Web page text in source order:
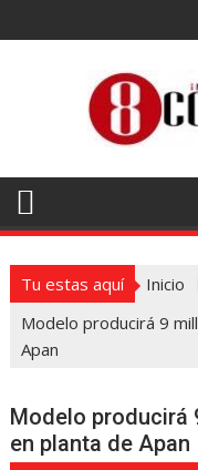
al
Tu estas aquí Inicio
Modelo producirá 9
Apan
Modelo producirá
en planta de Apan